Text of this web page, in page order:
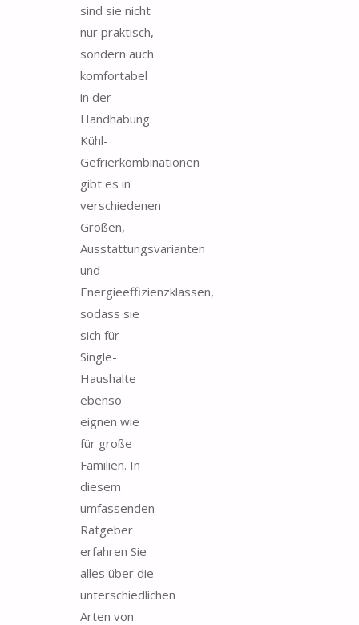
sind sie nicht
nur praktisch,
sondern auch
komfortabel
in der
Handhabung.
Kühl-
Gefrierkombinationen
gibt es in
verschiedenen
Größen,
Ausstattungsvarianten
und
Energieeffizienzklassen,
sodass sie
sich für
Single-
Haushalte
ebenso
eignen wie
für große
Familien. In
diesem
umfassenden
Ratgeber
erfahren Sie
alles über die
unterschiedlichen
Arten von